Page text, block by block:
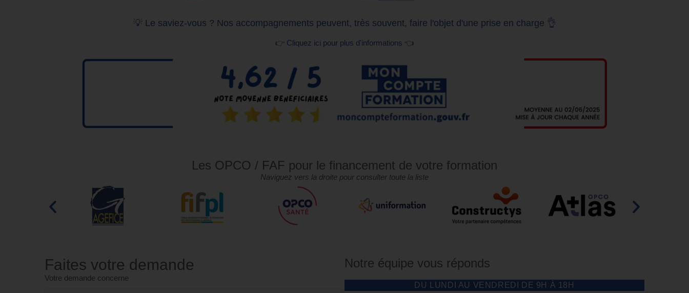
💡 Le saviez-vous ? Nos accompagnements peuvent, très souvent, faire l'objet d'une prise en charge 👌
👉 Cliquez ici pour plus d'informations 👈
Les OPCO / FAF pour le financement de votre formation
Naviguez vers la droite pour consulter toute la liste
Faites votre demande
Votre demande concerne
Notre équipe vous réponds
DU LUNDI AU VENDREDI DE 9H À 18H